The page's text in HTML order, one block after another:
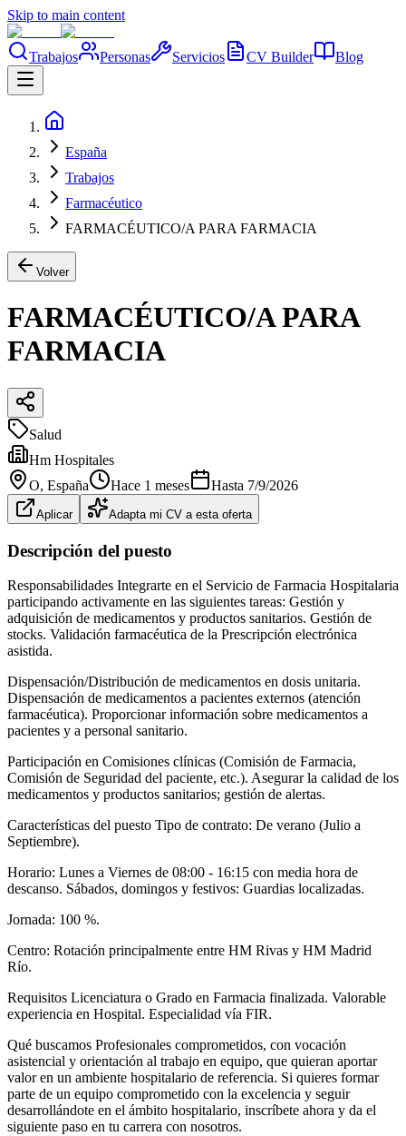
Skip to main content
Trabajos Personas Servicios CV Builder Blog
España
Trabajos
Farmacéutico
FARMACÉUTICO/A PARA FARMACIA
Volver
FARMACÉUTICO/A PARA
FARMACIA
Salud
Hm Hospitales
O, España Hace 1 meses Hasta 7/9/2026
Aplicar Adapta mi CV a esta oferta
Descripción del puesto
Responsabilidades Integrarte en el Servicio de Farmacia Hospitalaria
participando activamente en las siguientes tareas: Gestión y
adquisición de medicamentos y productos sanitarios. Gestión de
stocks. Validación farmacéutica de la Prescripción electrónica
asistida.
Dispensación/Distribución de medicamentos en dosis unitaria.
Dispensación de medicamentos a pacientes externos (atención
farmacéutica). Proporcionar información sobre medicamentos a
pacientes y a personal sanitario.
Participación en Comisiones clínicas (Comisión de Farmacia,
Comisión de Seguridad del paciente, etc.). Asegurar la calidad de los
medicamentos y productos sanitarios; gestión de alertas.
Características del puesto Tipo de contrato: De verano (Julio a
Septiembre).
Horario: Lunes a Viernes de 08:00 - 16:15 con media hora de
descanso. Sábados, domingos y festivos: Guardias localizadas.
Jornada: 100 %.
Centro: Rotación principalmente entre HM Rivas y HM Madrid
Río.
Requisitos Licenciatura o Grado en Farmacia finalizada. Valorable
experiencia en Hospital. Especialidad vía FIR.
Qué buscamos Profesionales comprometidos, con vocación
asistencial y orientación al trabajo en equipo, que quieran aportar
valor en un ambiente hospitalario de referencia. Si quieres formar
parte de un equipo comprometido con la excelencia y seguir
desarrollándote en el ámbito hospitalario, inscríbete ahora y da el
siguiente paso en tu carrera con nosotros.